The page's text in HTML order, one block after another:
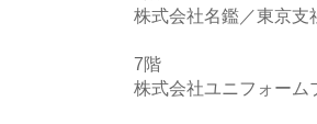
株式会社名鑑／東京支
7階
株式会社ユニフォーム